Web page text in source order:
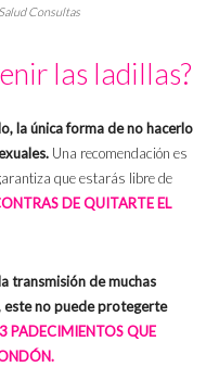
Consultas
las ladillas?
la única forma de no hacerlo
Una recomendación es
que estarás libre de
DE QUITARTE EL
transmisión de muchas
este no puede protegerte
PADECIMIENTOS QUE